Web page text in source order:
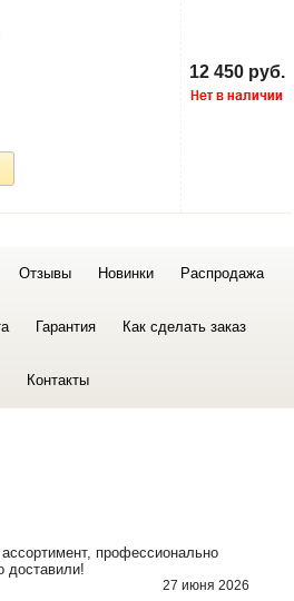
12 450 руб.
Отзывы Новинки Распродажа
Гарантия Как сделать заказ
Контакты
профессионально
доставили!
27 июня 2026